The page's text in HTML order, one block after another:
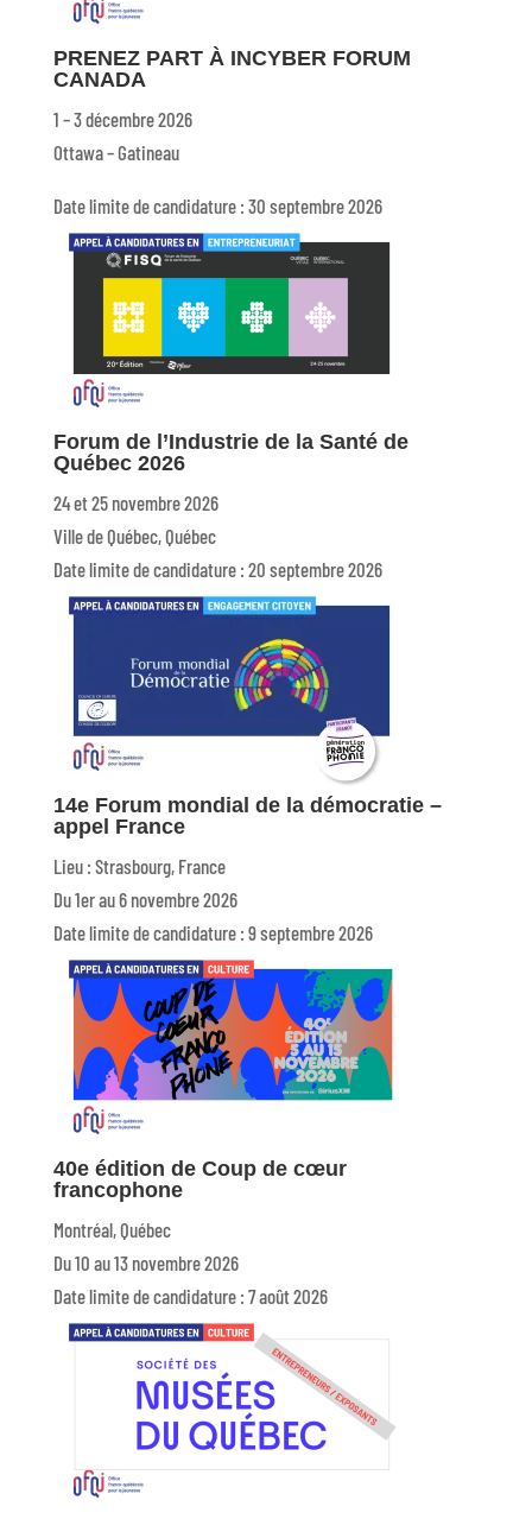
PRENEZ PART À INCYBER FORUM
CANADA
1 – 3 décembre 2026
Ottawa – Gatineau
Date limite de candidature : 30 septembre 2026
Forum de l’Industrie de la Santé de
Québec 2026
24 et 25 novembre 2026
Ville de Québec, Québec
Date limite de candidature : 20 septembre 2026
14e Forum mondial de la démocratie –
appel France
Lieu : Strasbourg, France
Du 1er au 6 novembre 2026
Date limite de candidature : 9 septembre 2026
40e édition de Coup de cœur
francophone
Montréal, Québec
Du 10 au 13 novembre 2026
Date limite de candidature : 7 août 2026